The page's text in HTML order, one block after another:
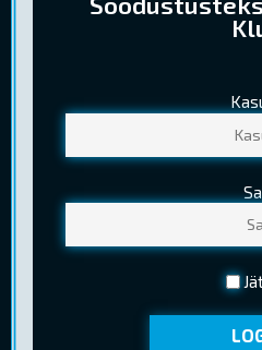
PILETIHINNAD
Tavapilet
Lapsepilet